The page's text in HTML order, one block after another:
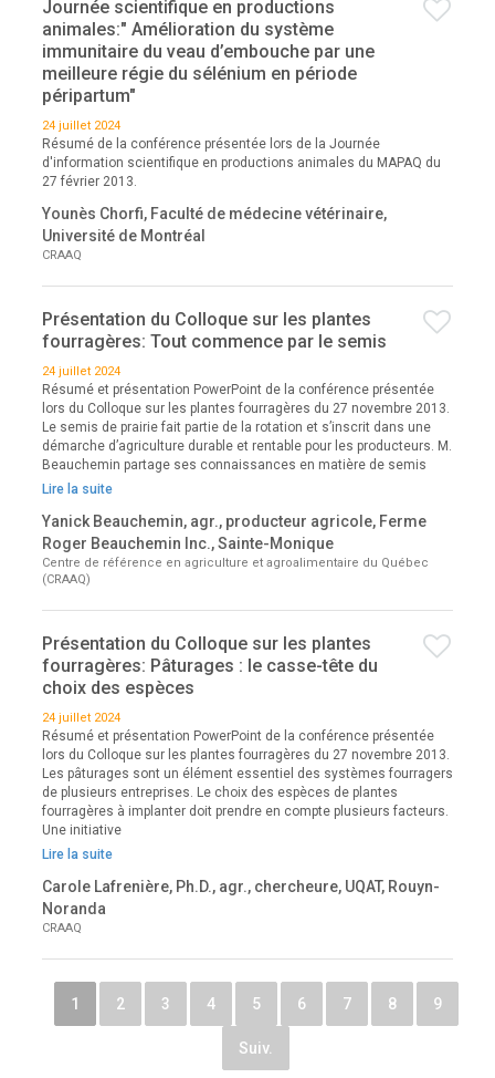
Journée scientifique en productions
animales:" Amélioration du système
immunitaire du veau d’embouche par une
meilleure régie du sélénium en période
péripartum"
24 juillet 2024
Résumé de la conférence présentée lors de la Journée
d'information scientifique en productions animales du MAPAQ du
27 février 2013.
Younès Chorfi, Faculté de médecine vétérinaire,
Université de Montréal
CRAAQ
Présentation du Colloque sur les plantes
fourragères: Tout commence par le semis
24 juillet 2024
Résumé et présentation PowerPoint de la conférence présentée
lors du Colloque sur les plantes fourragères du 27 novembre 2013.
Le semis de prairie fait partie de la rotation et s’inscrit dans une
démarche d’agriculture durable et rentable pour les producteurs. M.
Beauchemin partage ses connaissances en matière de semis
Lire la suite
Yanick Beauchemin, agr., producteur agricole, Ferme
Roger Beauchemin Inc., Sainte-Monique
Centre de référence en agriculture et agroalimentaire du Québec
(CRAAQ)
Présentation du Colloque sur les plantes
fourragères: Pâturages : le casse-tête du
choix des espèces
24 juillet 2024
Résumé et présentation PowerPoint de la conférence présentée
lors du Colloque sur les plantes fourragères du 27 novembre 2013.
Les pâturages sont un élément essentiel des systèmes fourragers
de plusieurs entreprises. Le choix des espèces de plantes
fourragères à implanter doit prendre en compte plusieurs facteurs.
Une initiative
Lire la suite
Carole Lafrenière, Ph.D., agr., chercheure, UQAT, Rouyn-
Noranda
CRAAQ
1 2 3 4 5 6 7 8 9
Suiv.